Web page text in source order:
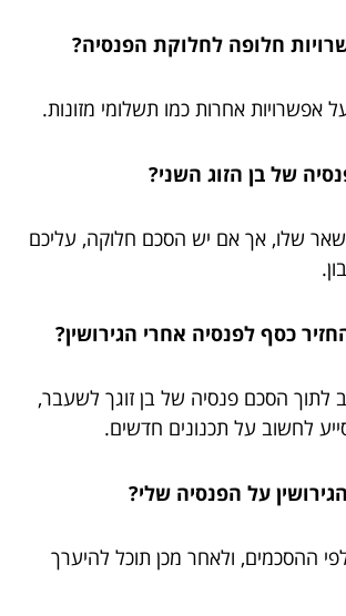
אפשרויות אחרות כמו תשלומי מזונות.
שלו, אך אם יש הסכם חלוקה, עליכם
לתוך הסכם פנסיה של בן זוגך לשעבר,
לחשוב על תכנונים חדשים.
ההסכמים, ולאחר מכן תוכל להיערך